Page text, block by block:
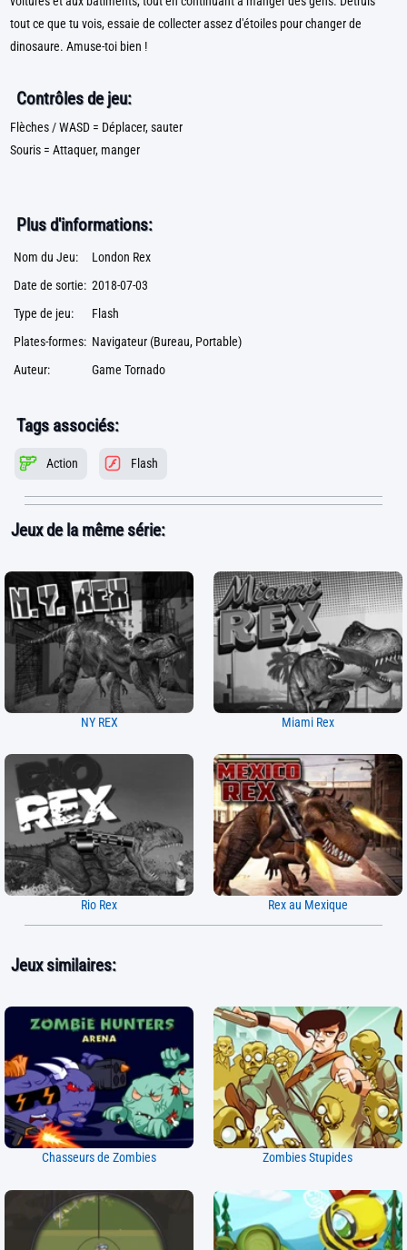
tout ce que tu vois, essaie de collecter assez d'étoiles pour changer de
dinosaure. Amuse-toi bien !
Contrôles de jeu:
Flèches / WASD = Déplacer, sauter
Souris = Attaquer, manger
Plus d'informations:
Nom du Jeu:
London Rex
Date de sortie: 2018-07-03
Type de jeu:
Flash
Plates-formes: Navigateur (Bureau, Portable)
Auteur:
Game Tornado
Tags associés:
Action Flash
Jeux de la même série:
NY REX Miami Rex
Rio Rex Rex au Mexique
Jeux similaires:
Chasseurs de Zombies Zombies Stupides